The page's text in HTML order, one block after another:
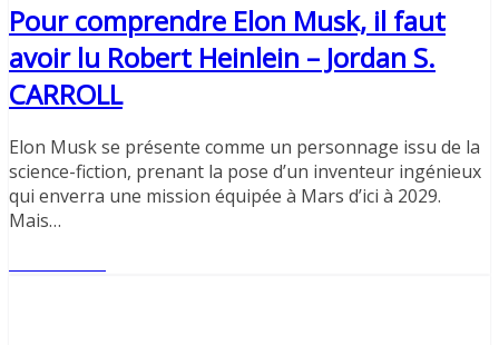
Pour comprendre Elon Musk, il faut
avoir lu Robert Heinlein – Jordan S.
CARROLL
Elon Musk se présente comme un personnage issu de la
science-fiction, prenant la pose d’un inventeur ingénieux
qui enverra une mission équipée à Mars d’ici à 2029.
Mais…